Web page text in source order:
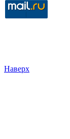
Наверх